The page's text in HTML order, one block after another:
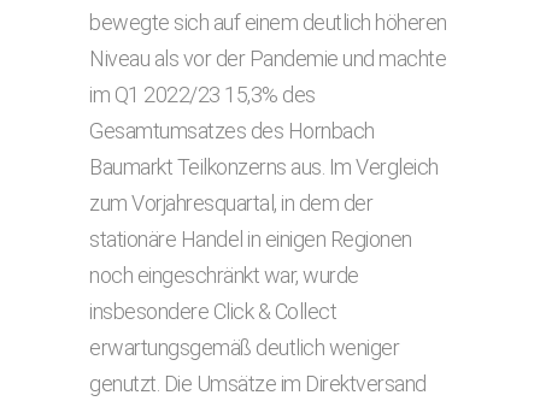
bewegte sich auf einem deutlich höheren
Niveau als vor der Pandemie und machte
im Q1 2022/23 15,3% des
Gesamtumsatzes des Hornbach
Baumarkt Teilkonzerns aus. Im Vergleich
zum Vorjahresquartal, in dem der
stationäre Handel in einigen Regionen
noch eingeschränkt war, wurde
insbesondere Click & Collect
erwartungsgemäß deutlich weniger
genutzt. Die Umsätze im Direktversand